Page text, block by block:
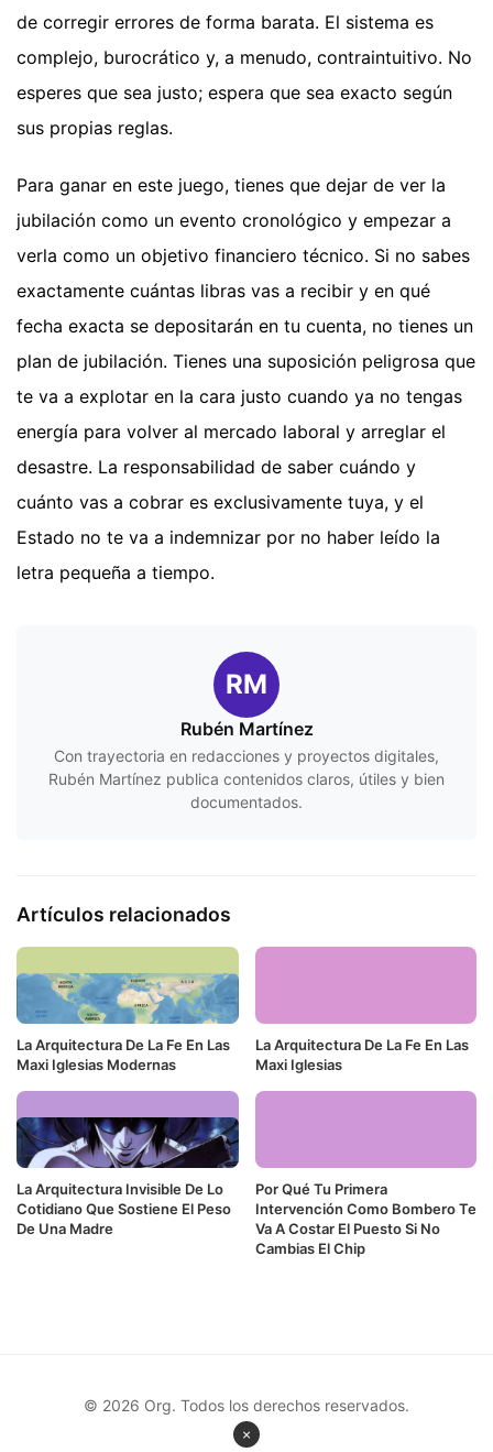
de corregir errores de forma barata. El sistema es
complejo, burocrático y, a menudo, contraintuitivo. No
esperes que sea justo; espera que sea exacto según
sus propias reglas.
Para ganar en este juego, tienes que dejar de ver la
jubilación como un evento cronológico y empezar a
verla como un objetivo financiero técnico. Si no sabes
exactamente cuántas libras vas a recibir y en qué
fecha exacta se depositarán en tu cuenta, no tienes un
plan de jubilación. Tienes una suposición peligrosa que
te va a explotar en la cara justo cuando ya no tengas
energía para volver al mercado laboral y arreglar el
desastre. La responsabilidad de saber cuándo y
cuánto vas a cobrar es exclusivamente tuya, y el
Estado no te va a indemnizar por no haber leído la
letra pequeña a tiempo.
RM
Rubén Martínez
Con trayectoria en redacciones y proyectos digitales,
Rubén Martínez publica contenidos claros, útiles y bien
documentados.
Artículos relacionados
La Arquitectura De La Fe En Las
Maxi Iglesias Modernas
La Arquitectura De La Fe En Las
Maxi Iglesias
La Arquitectura Invisible De Lo
Cotidiano Que Sostiene El Peso
De Una Madre
Por Qué Tu Primera
Intervención Como Bombero Te
Va A Costar El Puesto Si No
Cambias El Chip
×
© 2026 Org. Todos los derechos reservados.